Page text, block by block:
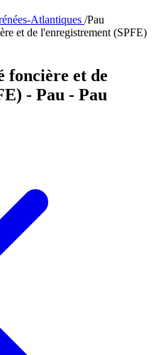
Atlantiques /Pau
et de l'enregistrement (SPFE)
foncière et de
- Pau - Pau